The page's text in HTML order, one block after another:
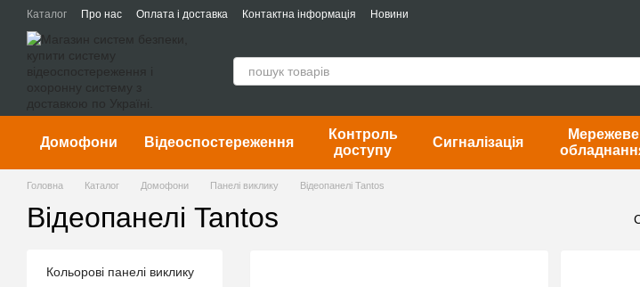
Перейти до основного контенту
Каталог Про нас Оплата і доставка Контактна інформація Новини
Домофони Відеоспостереження
Контроль
доступу
Сигналізація
Мережеве
Головна Каталог Домофони Панелі виклику Відеопанелі Tantos
Відеопанелі Tantos
Кольорові панелі виклику